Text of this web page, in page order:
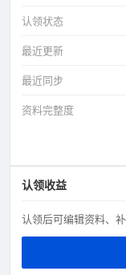
认领状态
最近更新
最近同步
资料完整度
认领收益
认领后可编辑资料、